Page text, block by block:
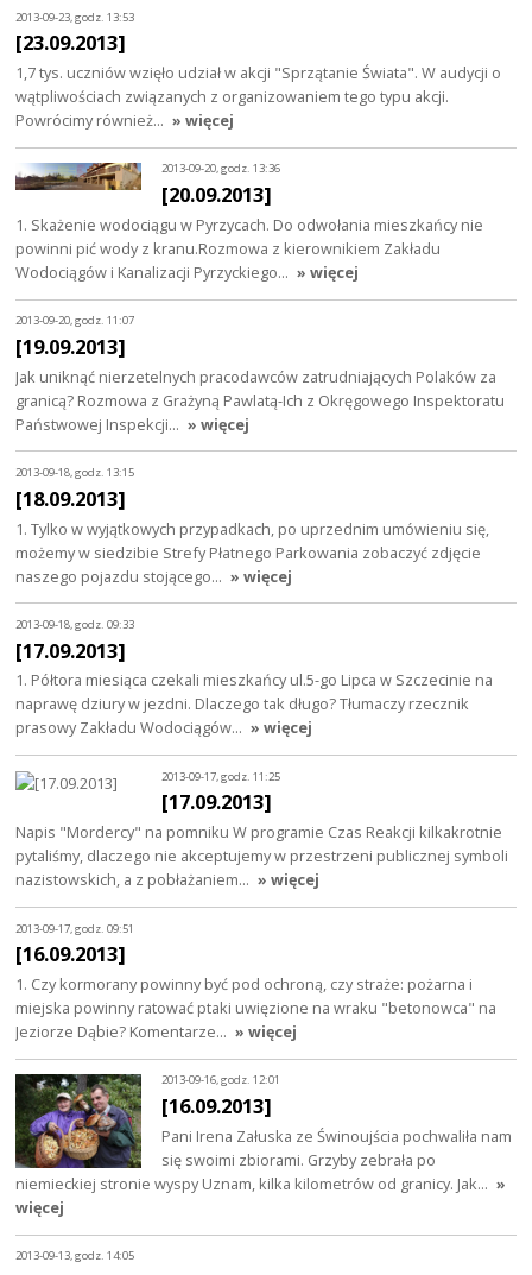
2013-09-23, godz. 13:53
[23.09.2013]
1,7 tys. uczniów wzięło udział w akcji "Sprzątanie Świata". W audycji o
wątpliwościach związanych z organizowaniem tego typu akcji.
Powrócimy również… » więcej
2013-09-20, godz. 13:36
[20.09.2013]
1. Skażenie wodociągu w Pyrzycach. Do odwołania mieszkańcy nie
powinni pić wody z kranu.Rozmowa z kierownikiem Zakładu
Wodociągów i Kanalizacji Pyrzyckiego… » więcej
2013-09-20, godz. 11:07
[19.09.2013]
Jak uniknąć nierzetelnych pracodawców zatrudniających Polaków za
granicą? Rozmowa z Grażyną Pawlatą-Ich z Okręgowego Inspektoratu
Państwowej Inspekcji… » więcej
2013-09-18, godz. 13:15
[18.09.2013]
1. Tylko w wyjątkowych przypadkach, po uprzednim umówieniu się,
możemy w siedzibie Strefy Płatnego Parkowania zobaczyć zdjęcie
naszego pojazdu stojącego… » więcej
2013-09-18, godz. 09:33
[17.09.2013]
1. Półtora miesiąca czekali mieszkańcy ul.5-go Lipca w Szczecinie na
naprawę dziury w jezdni. Dlaczego tak długo? Tłumaczy rzecznik
prasowy Zakładu Wodociągów… » więcej
2013-09-17, godz. 11:25
[17.09.2013]
Napis "Mordercy" na pomniku W programie Czas Reakcji kilkakrotnie
pytaliśmy, dlaczego nie akceptujemy w przestrzeni publicznej symboli
nazistowskich, a z pobłażaniem… » więcej
2013-09-17, godz. 09:51
[16.09.2013]
1. Czy kormorany powinny być pod ochroną, czy straże: pożarna i
miejska powinny ratować ptaki uwięzione na wraku "betonowca" na
Jeziorze Dąbie? Komentarze… » więcej
2013-09-16, godz. 12:01
[16.09.2013]
Pani Irena Załuska ze Świnoujścia pochwaliła nam
się swoimi zbiorami. Grzyby zebrała po
niemieckiej stronie wyspy Uznam, kilka kilometrów od granicy. Jak… »
więcej
2013-09-13, godz. 14:05